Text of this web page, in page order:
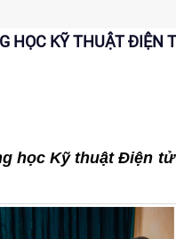
HỌC KỸ THUẬT ĐIỆN
học Kỹ thuật Điện